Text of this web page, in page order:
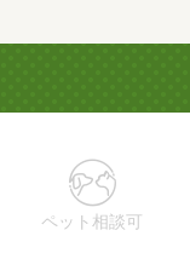
ペット相談可